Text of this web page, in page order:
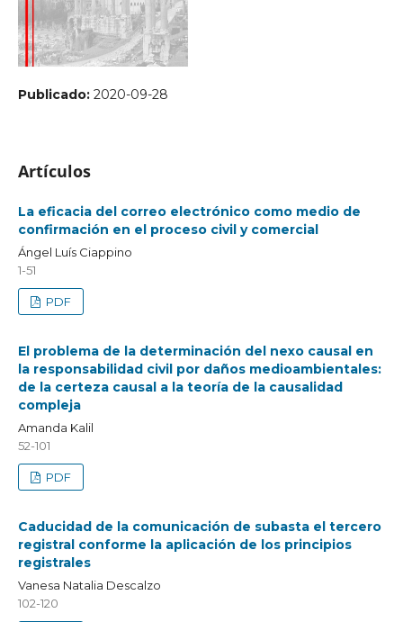
Publicado: 2020-09-28
Artículos
La eficacia del correo electrónico como medio de
confirmación en el proceso civil y comercial
Ángel Luís Ciappino
1-51
PDF
El problema de la determinación del nexo causal en
la responsabilidad civil por daños medioambientales:
de la certeza causal a la teoría de la causalidad
compleja
Amanda Kalil
52-101
PDF
Caducidad de la comunicación de subasta el tercero
registral conforme la aplicación de los principios
registrales
Vanesa Natalia Descalzo
102-120